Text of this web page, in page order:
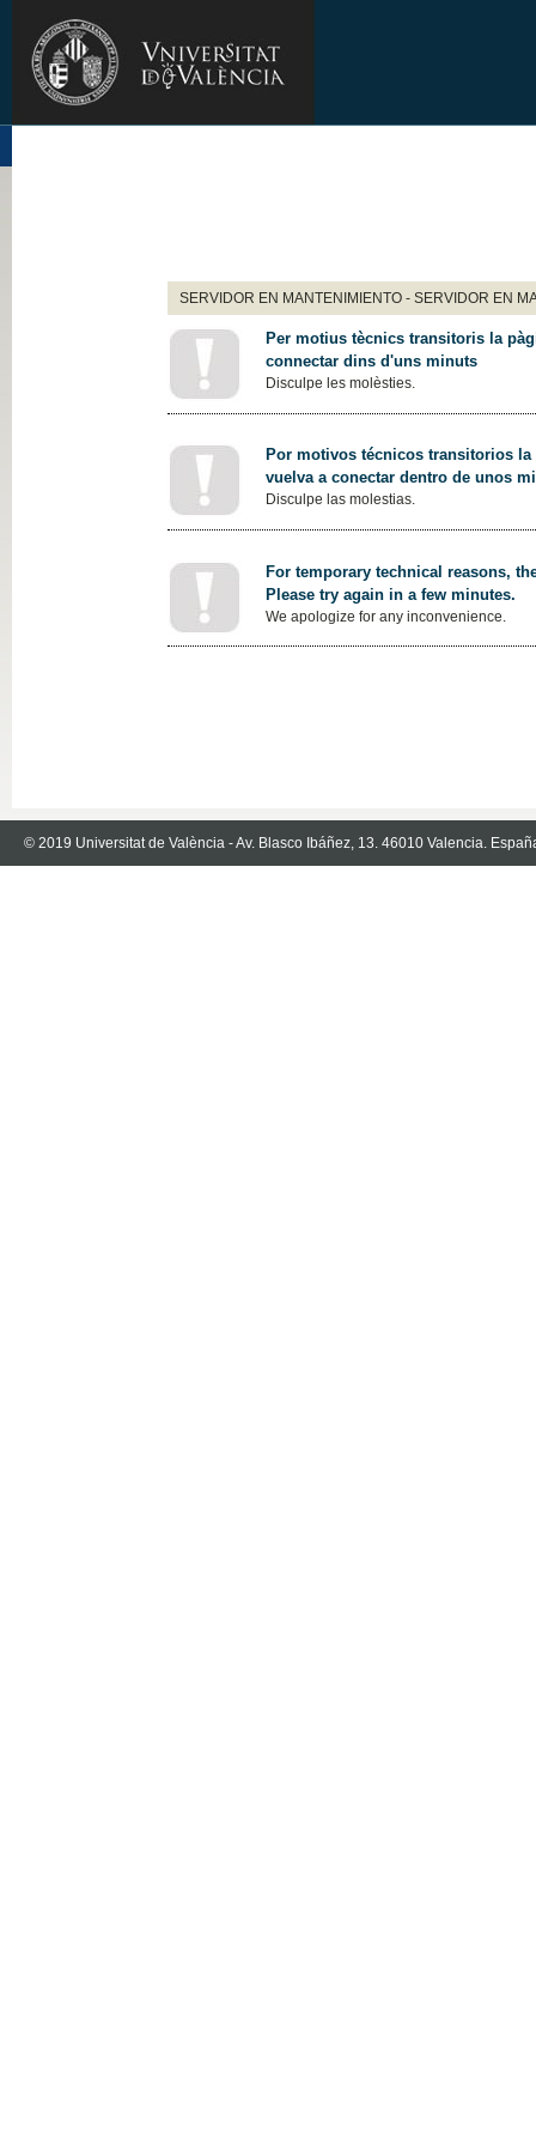
SERVIDOR EN MANTENIMIENTO - SERVIDOR EN
Per motius tècnics transitoris la
connectar dins d'uns minuts
Disculpe les molèsties.
Por motivos técnicos transitorios
vuelva a conectar dentro de unos
Disculpe las molestias.
For temporary technical reasons,
Please try again in a few minutes.
We apologize for any inconvenience.
© 2019 Universitat de València - Av. Blasco Ibáñez, 13. 46010 Valencia.